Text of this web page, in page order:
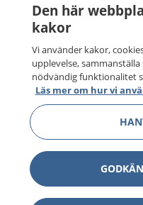
Den här
kakor
Vi använder kakor,
upplevelse,
nödvändig funktionalitet
Läs mer om hur vi